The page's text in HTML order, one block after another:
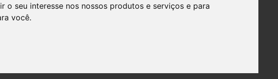
o seu interesse nos nossos produtos e serviços e para
você. 400ml